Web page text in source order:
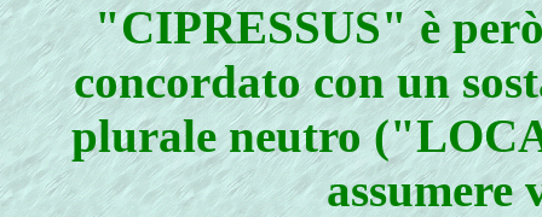
"CIPRESSUS" è
concordato con un
plurale neutro
assumere